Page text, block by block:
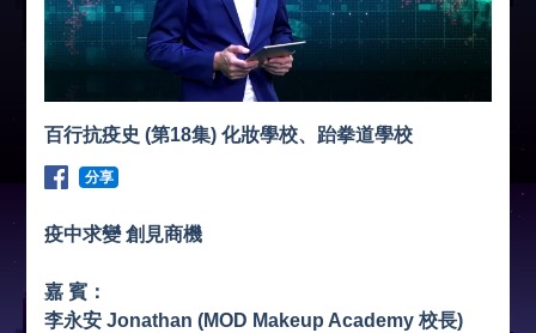
百行抗疫史 (第18集) 化妝學校、跆拳道學校
分享
疫中求變 創見商機
嘉 賓：
李永安 Jonathan (MOD Makeup Academy 校長)